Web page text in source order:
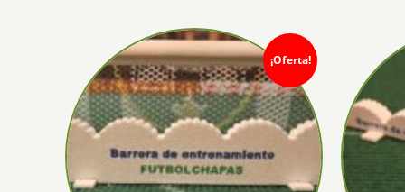
¡Oferta!